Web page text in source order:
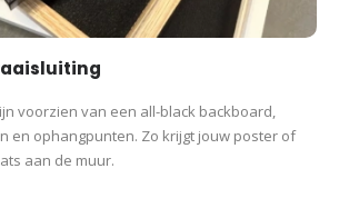
voorzien van een all-black backboard,
en ophangpunten. Zo krijgt jouw poster of
aan de muur.